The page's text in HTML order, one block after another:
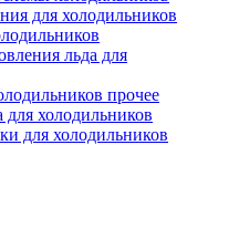
для холодильников
льда для
прочее
для холодильников
для холодильников